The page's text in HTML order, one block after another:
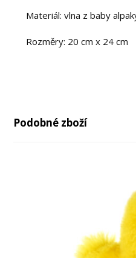
Materiál: vlna z baby
Rozměry: 20 cm x 24 cm
Podobné zboží